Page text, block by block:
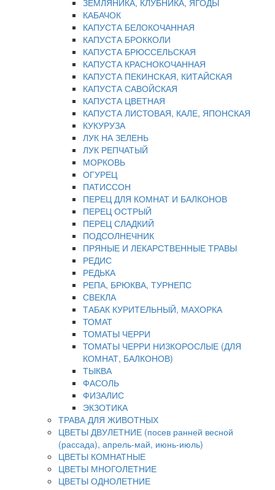
ЗЕМЛЯНИКА, КЛУБНИКА, ЯГОДЫ
КАБАЧОК
КАПУСТА БЕЛОКОЧАННАЯ
КАПУСТА БРОККОЛИ
КАПУСТА БРЮССЕЛЬСКАЯ
КАПУСТА КРАСНОКОЧАННАЯ
КАПУСТА ПЕКИНСКАЯ, КИТАЙСКАЯ
КАПУСТА САВОЙСКАЯ
КАПУСТА ЦВЕТНАЯ
КАПУСТА ЛИСТОВАЯ, КАЛЕ, ЯПОНСКАЯ
КУКУРУЗА
ЛУК НА ЗЕЛЕНЬ
ЛУК РЕПЧАТЫЙ
МОРКОВЬ
ОГУРЕЦ
ПАТИССОН
ПЕРЕЦ ДЛЯ КОМНАТ И БАЛКОНОВ
ПЕРЕЦ ОСТРЫЙ
ПЕРЕЦ СЛАДКИЙ
ПОДСОЛНЕЧНИК
ПРЯНЫЕ И ЛЕКАРСТВЕННЫЕ ТРАВЫ
РЕДИС
РЕДЬКА
РЕПА, БРЮКВА, ТУРНЕПС
СВЕКЛА
ТАБАК КУРИТЕЛЬНЫЙ, МАХОРКА
ТОМАТ
ТОМАТЫ ЧЕРРИ
ТОМАТЫ ЧЕРРИ НИЗКОРОСЛЫЕ (ДЛЯ
КОМНАТ, БАЛКОНОВ)
ТЫКВА
ФАСОЛЬ
ФИЗАЛИС
ЭКЗОТИКА
ТРАВА ДЛЯ ЖИВОТНЫХ
ЦВЕТЫ ДВУЛЕТНИЕ (посев ранней весной
(рассада), апрель-май, июнь-июль)
ЦВЕТЫ КОМНАТНЫЕ
ЦВЕТЫ МНОГОЛЕТНИЕ
ЦВЕТЫ ОДНОЛЕТНИЕ